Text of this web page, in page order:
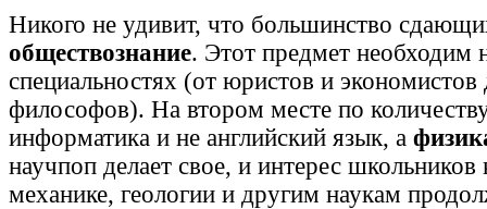
Никого не удивит, что большинство
обществознание. Этот предмет необходим
специальностях (от юристов и экономистов
философов). На втором месте по
информатика и не английский язык, а
научпоп делает свое, и интерес
механике, геологии и другим наукам